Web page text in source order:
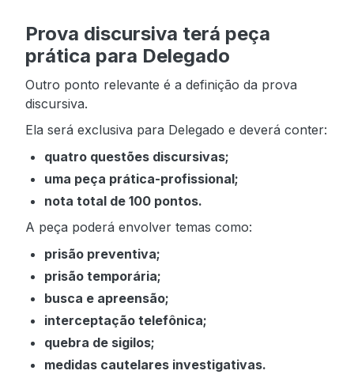
Prova discursiva terá peça
prática para Delegado
Outro ponto relevante é a definição da prova
discursiva.
Ela será exclusiva para Delegado e deverá conter:
quatro questões discursivas;
uma peça prática-profissional;
nota total de 100 pontos.
A peça poderá envolver temas como:
prisão preventiva;
prisão temporária;
busca e apreensão;
interceptação telefônica;
quebra de sigilos;
medidas cautelares investigativas.